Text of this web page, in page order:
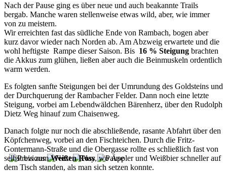
Nach der Pause ging es über neue und auch beakannte Trails
bergab. Manche waren stellenweise etwas wild, aber, wie immer
von zu meistern.
Wir erreichten fast das südliche Ende von Rambach, bogen aber
kurz davor wieder nach Norden ab. Am Abzweig erwartete und die
wohl heftigste Rampe dieser Saison. Bis 16 % Steigung brachten
die Akkus zum glühen, ließen aber auch die Beinmuskeln ordentlich
warm werden.
Es folgten sanfte Steigungen bei der Umrundung des Goldsteins und
der Durchquerung der Rambacher Felder. Dann noch eine letzte
Steigung, vorbei am Lebendwäldchen Bärenherz, über den Rudolph
Dietz Weg hinauf zum Chaisenweg.
Danach folgte nur noch die abschließende, rasante Abfahrt über den
Köpfchenweg, vorbei an den Fischteichen. Durch die Fritz-
Gontermann-Straße und die Obergasse rollte es schließlich fast von
selbst bis zumWeißen Ross, wo Äppler und Weißbier schneller auf
dem Tisch standen, als man sich setzen konnte.